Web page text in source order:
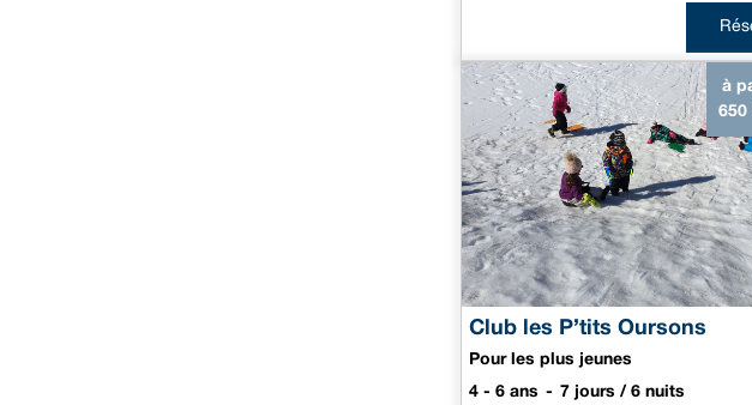
Club les P’tits Oursons
Pour les plus jeunes
à
650
4 - 6 ans 7 jours / 6 nuits